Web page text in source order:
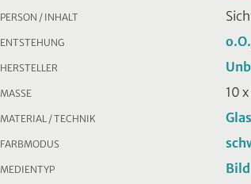
PERSON / INHALT
ENTSTEHUNG o.O.
HERSTELLER
MASSE 10
MATERIAL / TECHNIK
FARBMODUS
MEDIENTYP Bild